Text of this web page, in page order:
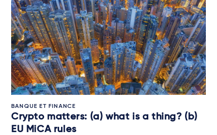
BANQUE ET FINANCE
Crypto matters: (a) what is a thing? (b)
EU MiCA rules